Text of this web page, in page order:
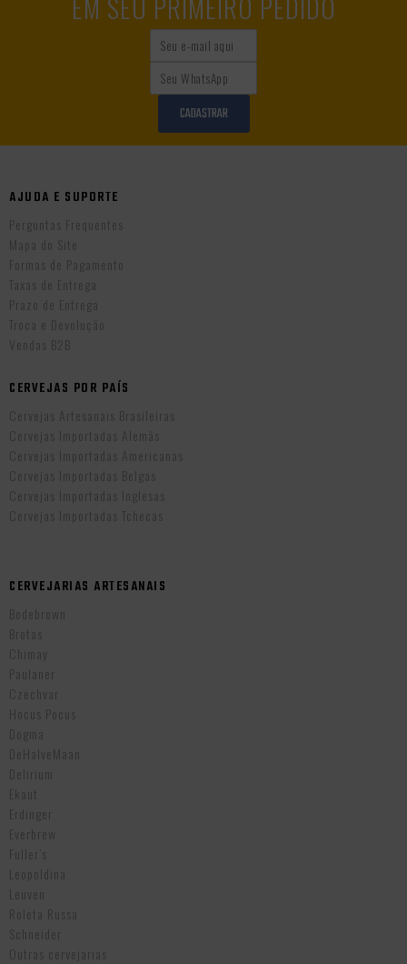
EM SEU PRIMEIRO PEDIDO
CADASTRAR
AJUDA E SUPORTE
Perguntas Frequentes
Mapa do Site
Formas de Pagamento
Taxas de Entrega
Prazo de Entrega
Troca e Devolução
Vendas B2B
CERVEJAS POR PAÍS
Cervejas Artesanais Brasileiras
Cervejas Importadas Alemãs
Cervejas Importadas Americanas
Cervejas Importadas Belgas
Cervejas Importadas Inglesas
Cervejas Importadas Tchecas
CERVEJARIAS ARTESANAIS
Bodebrown
Brotas
Chimay
Paulaner
Czechvar
Hocus Pocus
Dogma
DeHalveMaan
Delirium
Ekaut
Erdinger
Everbrew
Fuller’s
Leopoldina
Leuven
Roleta Russa
Schneider
Outras cervejarias